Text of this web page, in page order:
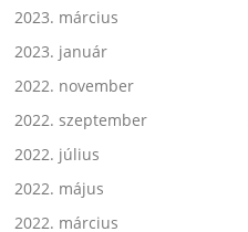
2023. március
2023. január
2022. november
2022. szeptember
2022. július
2022. május
2022. március